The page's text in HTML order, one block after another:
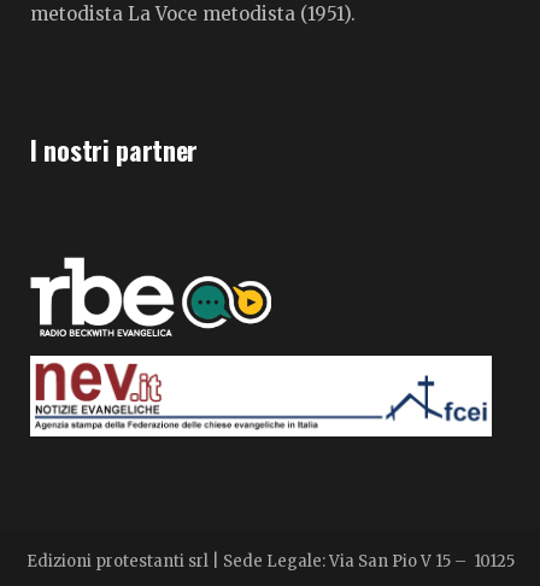
metodista La Voce metodista (1951).
I nostri partner
Edizioni protestanti srl | Sede Legale: Via San Pio V 15 – 10125